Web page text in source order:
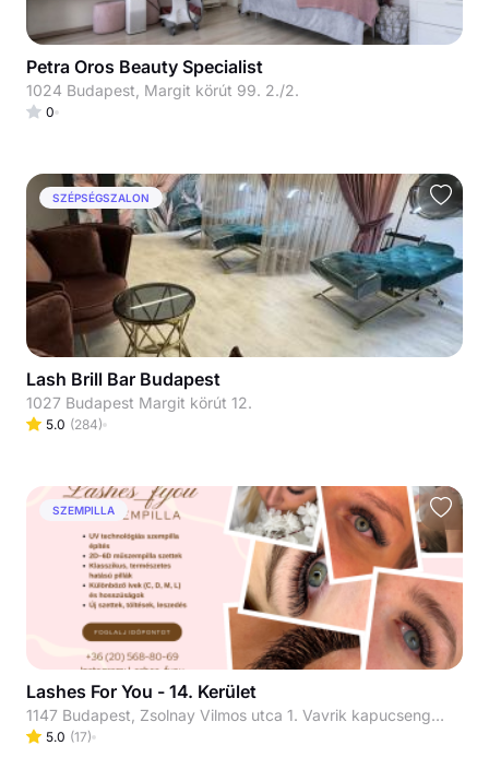
Petra Oros Beauty Specialist
1024 Budapest, Margit körút 99. 2./2.
0
SZÉPSÉGSZALON
Lash Brill Bar Budapest
1027 Budapest Margit körút 12.
5.0 (284)
SZEMPILLA
Lashes For You - 14. Kerület
1147 Budapest, Zsolnay Vilmos utca 1. Vavrik kapucsengő legfelső emelet!
5.0 (17)